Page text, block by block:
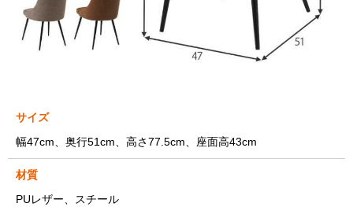
サイズ
幅47cm、奥行51cm、高さ77.5cm、座面高43cm
材質
PUレザー、スチール